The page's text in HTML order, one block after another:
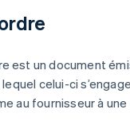
est un document
celui-ci
au fournisseur à